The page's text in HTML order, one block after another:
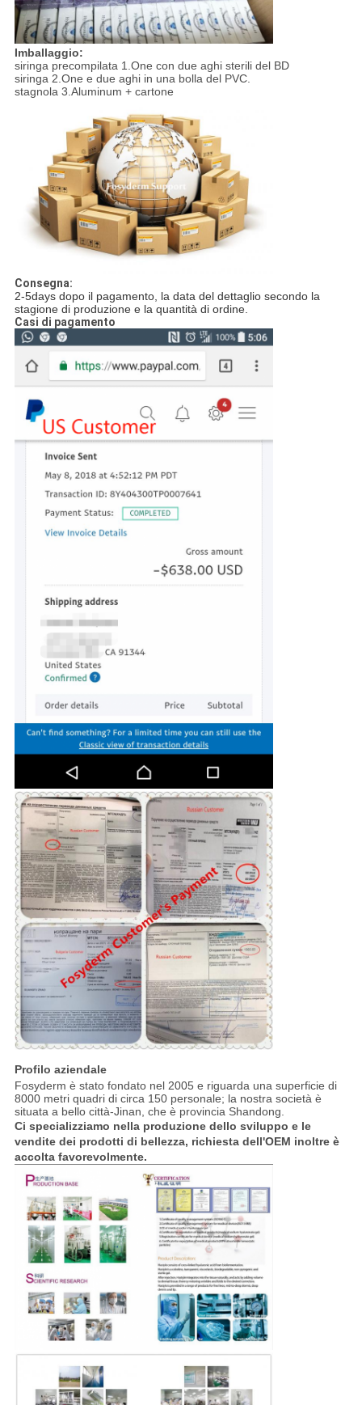
Imballaggio:
siringa precompilata 1.One con due aghi sterili del BD
siringa 2.One e due aghi in una bolla del PVC.
stagnola 3.Aluminum + cartone
Consegna:
2-5days dopo il pagamento, la data del dettaglio secondo la
stagione di produzione e la quantità di ordine.
Casi di pagamento
Profilo aziendale
Fosyderm è stato fondato nel 2005 e riguarda una superficie di
8000 metri quadri di circa 150 personale; la nostra società è
situata a bello città-Jinan, che è provincia Shandong.
Ci specializziamo nella produzione dello sviluppo e le
vendite dei prodotti di bellezza, richiesta dell'OEM inoltre è
accolta favorevolmente.